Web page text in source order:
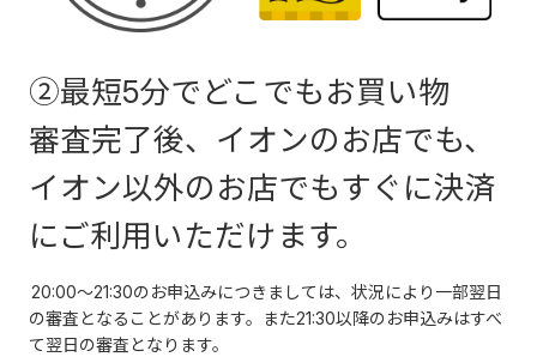
②最短5分でどこでもお買い物
審査完了後、イオンのお店でも、
イオン以外のお店でもすぐに決済
にご利用いただけます。
20:00～21:30のお申込みにつきましては、状況により一部翌日
の審査となることがあります。また21:30以降のお申込みはすべ
て翌日の審査となります。